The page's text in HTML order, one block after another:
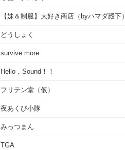
【妹＆制服】大好き商店（byハマダ殿下）
どうしょく
survive more
Hello，Sound！！
フリテン堂（仮）
夜あくび小隊
みっつまん
TGA